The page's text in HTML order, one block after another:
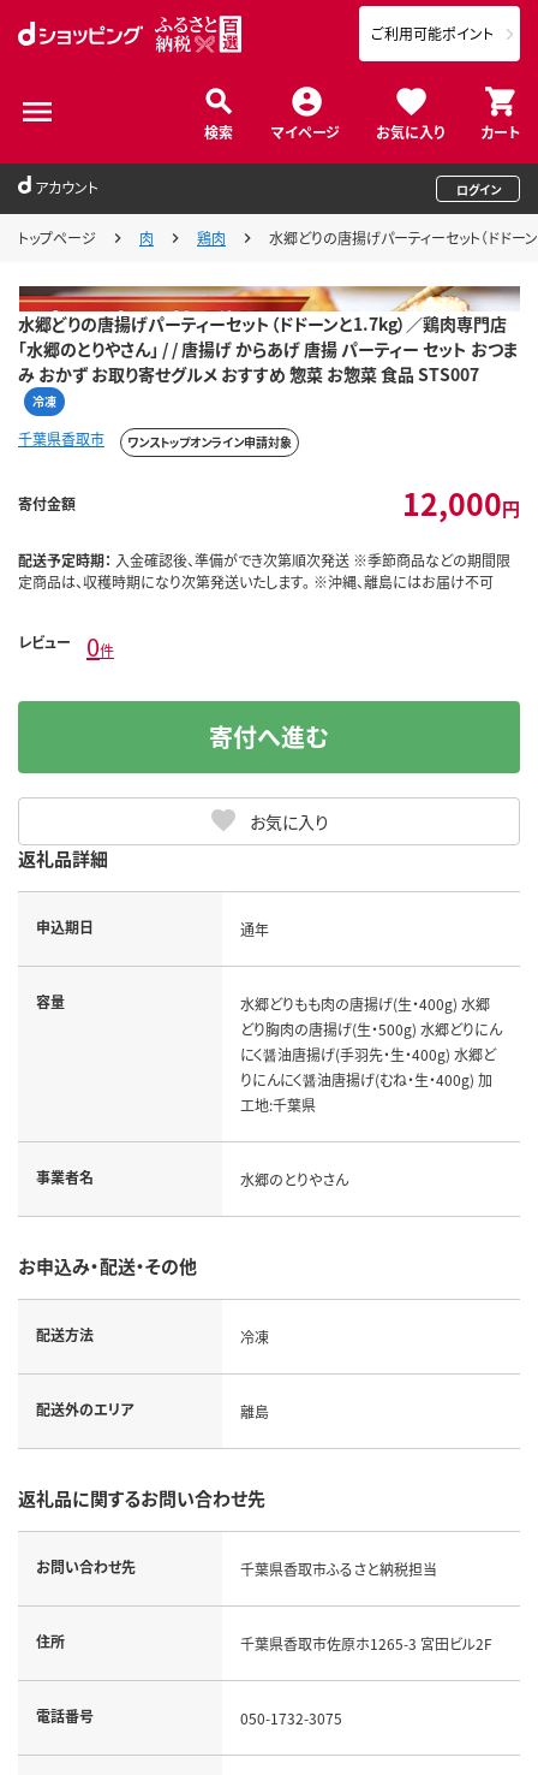
検索 マイページ お気に入り カート
ご利用可能ポイント
アカウント ログイン
トップページ 肉 鶏肉 水郷どりの唐揚げパーティーセット（ドド
水郷どりの唐揚げパーティーセット（ドドーンと1.7kg）／鶏肉専門店
「水郷のとりやさん」 / / 唐揚げ からあげ 唐揚 パーティー セット おつま
み おかず お取り寄せグルメ おすすめ 惣菜 お惣菜 食品 STS007
冷凍
千葉県香取市 ワンストップオンライン申請対象
寄付金額 12,000円
配送予定時期： 入金確認後、準備ができ次第順次発送 ※季節商品などの期間限
定商品は、収穫時期になり次第発送いたします。 ※沖縄、離島にはお届け不可
レビュー 0件
お気に入り
寄付へ進む
返礼品詳細
申込期日 通年
容量
水郷どりもも肉の唐揚げ(生・400g) 水郷
どり胸肉の唐揚げ(生・500g) 水郷どりにん
にく醤油唐揚げ(手羽先・生・400g) 水郷ど
りにんにく醤油唐揚げ(むね・生・400g) 加
工地:千葉県
事業者名 水郷のとりやさん
お申込み・配送・その他
配送方法 冷凍
配送外のエリア 離島
返礼品に関するお問い合わせ先
お問い合わせ先 千葉県香取市ふるさと納税担当
住所 千葉県香取市佐原ホ1265-3 宮田ビル2F
電話番号 050-1732-3075